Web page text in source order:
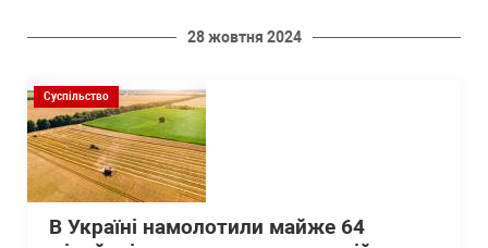
28 жовтня 2024
Суспільство
В Україні намолотили майже 64